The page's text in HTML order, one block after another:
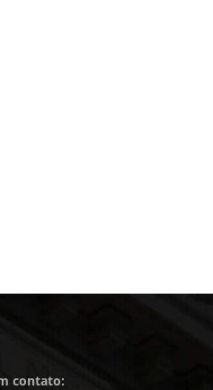
contato: